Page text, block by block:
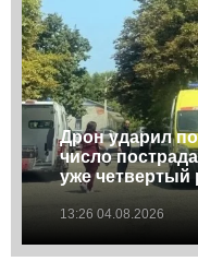
Дрон ударил
число
уже четвертый
13:26 04.08.2026